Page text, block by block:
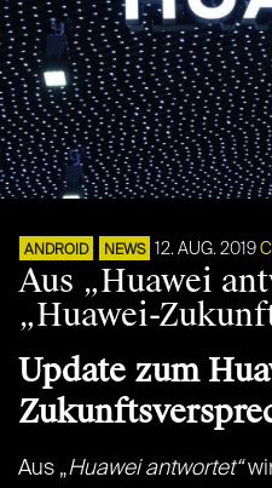
ANDROID NEWS 12. AUG. 2019
Aus „Huawei
„Huawei-
Update zum
Aus „Huawei antwortet“